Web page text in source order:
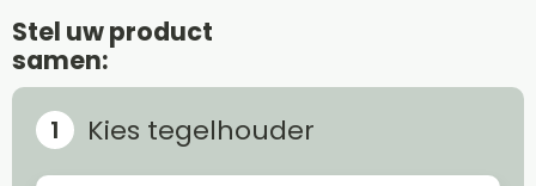
Stel uw product
samen:
Kies tegelhouder